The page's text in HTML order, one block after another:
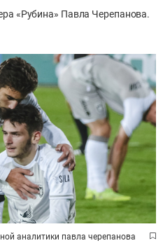
«Рубина» Павла Черепанова.
аналитики павла черепанова